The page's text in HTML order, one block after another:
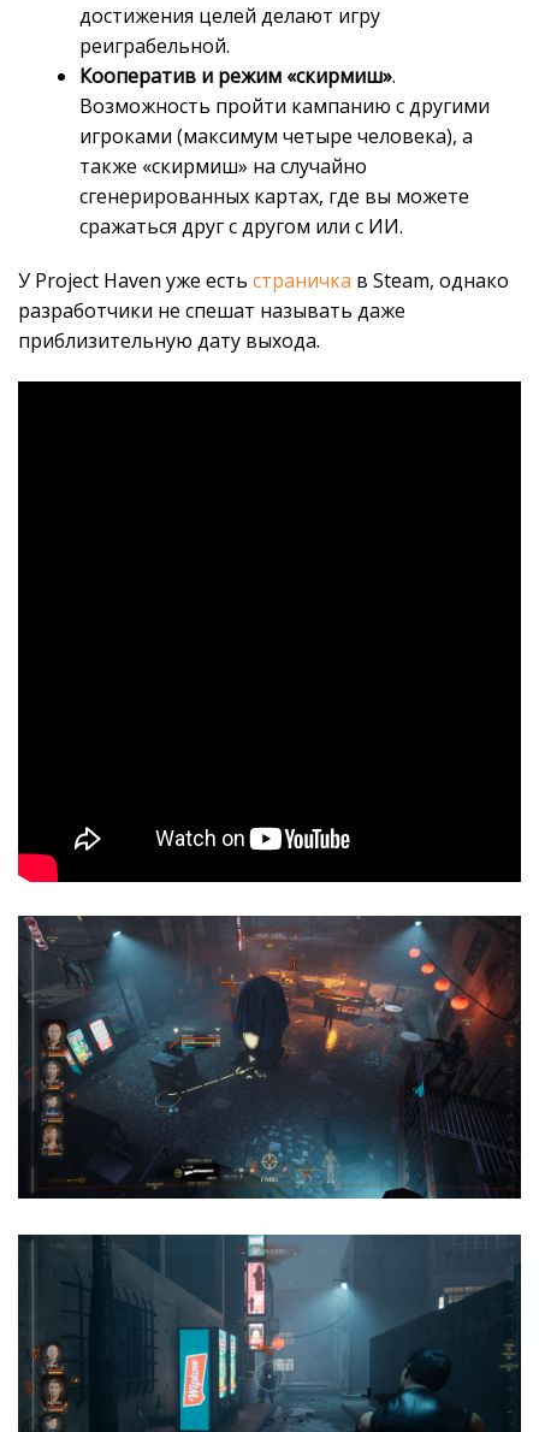
достижения целей делают игру
реиграбельной.
Кооператив и режим «скирмиш».
Возможность пройти кампанию с другими
игроками (максимум четыре человека), а
также «скирмиш» на случайно
сгенерированных картах, где вы можете
сражаться друг с другом или с ИИ.
У Project Haven уже есть страничка в Steam, однако
разработчики не спешат называть даже
приблизительную дату выхода.